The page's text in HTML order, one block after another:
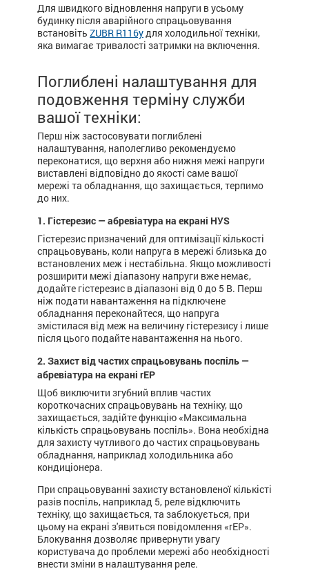
Для швидкого відновлення напруги в усьому
будинку після аварійного спрацьовування
встановіть ZUBR R116y для холодильної техніки,
яка вимагає тривалості затримки на включення.
Поглиблені налаштування для
подовження терміну служби
вашої техніки:
Перш ніж застосовувати поглиблені
налаштування, наполегливо рекомендуємо
переконатися, що верхня або нижня межі напруги
виставлені відповідно до якості саме вашої
мережі та обладнання, що захищається, терпимо
до них.
1. Гістерезис — абревіатура на екрані HУS
Гістерезис призначений для оптимізації кількості
спрацьовувань, коли напруга в мережі близька до
встановлених меж і нестабільна. Якщо можливості
розширити межі діапазону напруги вже немає,
додайте гістерезис в діапазоні від 0 до 5 В. Перш
ніж подати навантаження на підключене
обладнання переконайтеся, що напруга
змістилася від меж на величину гістерезису і лише
після цього подайте навантаження на нього.
2. Захист від частих спрацьовувань поспіль —
абревіатура на екрані rEP
Щоб виключити згубний вплив частих
короткочасних спрацьовувань на техніку, що
захищається, задійте функцію «Максимальна
кількість спрацьовувань поспіль». Вона необхідна
для захисту чутливого до частих спрацьовувань
обладнання, наприклад холодильника або
кондиціонера.
При спрацьовуванні захисту встановленої кількісті
разів поспіль, наприклад 5, реле відключить
техніку, що захищається, та заблокується, при
цьому на екрані з'явиться повідомлення «rEP».
Блокування дозволяє привернути увагу
користувача до проблеми мережі або необхідності
внести зміни в налаштування реле.